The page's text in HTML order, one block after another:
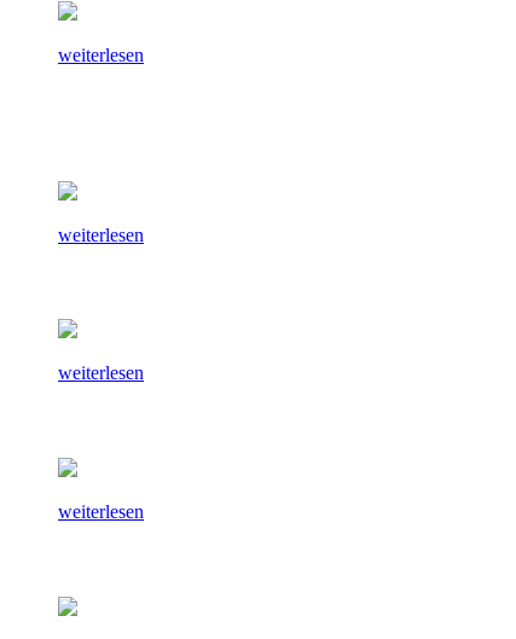
weiterlesen
weiterlesen
weiterlesen
weiterlesen